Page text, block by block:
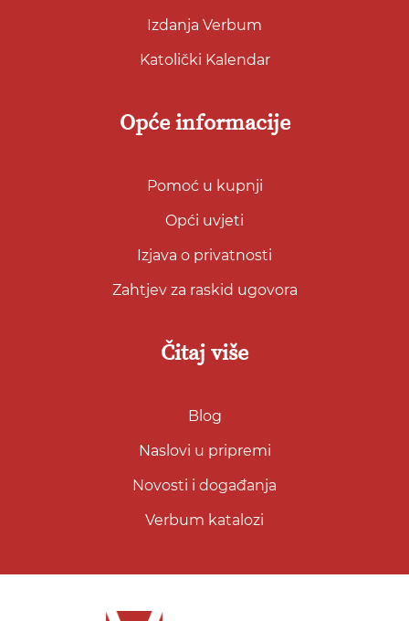
Izdanja Verbum
Katolički Kalendar
Opće informacije
Pomoć u kupnji
Opći uvjeti
Izjava o privatnosti
Zahtjev za raskid ugovora
Čitaj više
Blog
Naslovi u pripremi
Novosti i događanja
Verbum katalozi